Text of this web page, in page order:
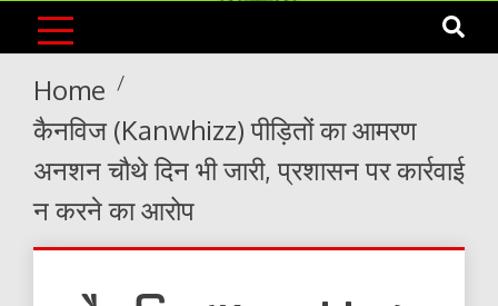
Home
कैनविज (Kanwhizz) पीड़ितों का आमरण
अनशन चौथे दिन भी जारी, प्रशासन पर कार्रवाई
न करने का आरोप